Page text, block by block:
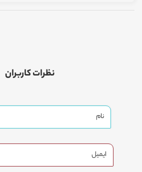
نظرات کاربران